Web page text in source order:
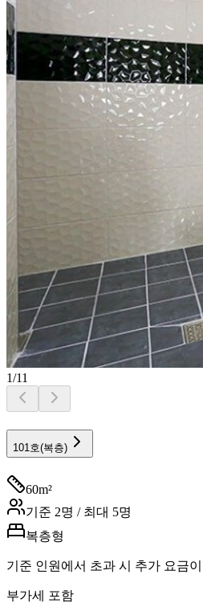
1/11
101호(복층)
60m²
기준 2명 / 최대 5명
복층형
기준 인원에서 초과 시 추가 요금
부가세 포함